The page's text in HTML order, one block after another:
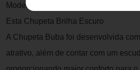
Modelo: 12662
Esta Chupeta Brilha Escuro
A Chupeta Buba foi desenvolvida
atrativo, além de contar com um